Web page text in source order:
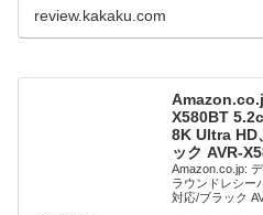
review.kakaku.com
X580BT
8K Ultra HD
ック AVR-
Amazon.co.jp:
ラウンドレシー
対応/ブラック